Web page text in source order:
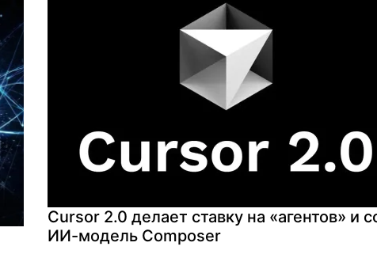
Cursor 2.0 делает ставку на «агентов» и
ИИ-модель Composer